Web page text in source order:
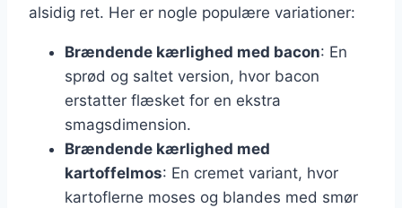
alsidig ret. Her er nogle populære variationer:
Brændende kærlighed med bacon: En
sprød og saltet version, hvor bacon
erstatter flæsket for en ekstra
smagsdimension.
Brændende kærlighed med
kartoffelmos: En cremet variant, hvor
kartoflerne moses og blandes med smør